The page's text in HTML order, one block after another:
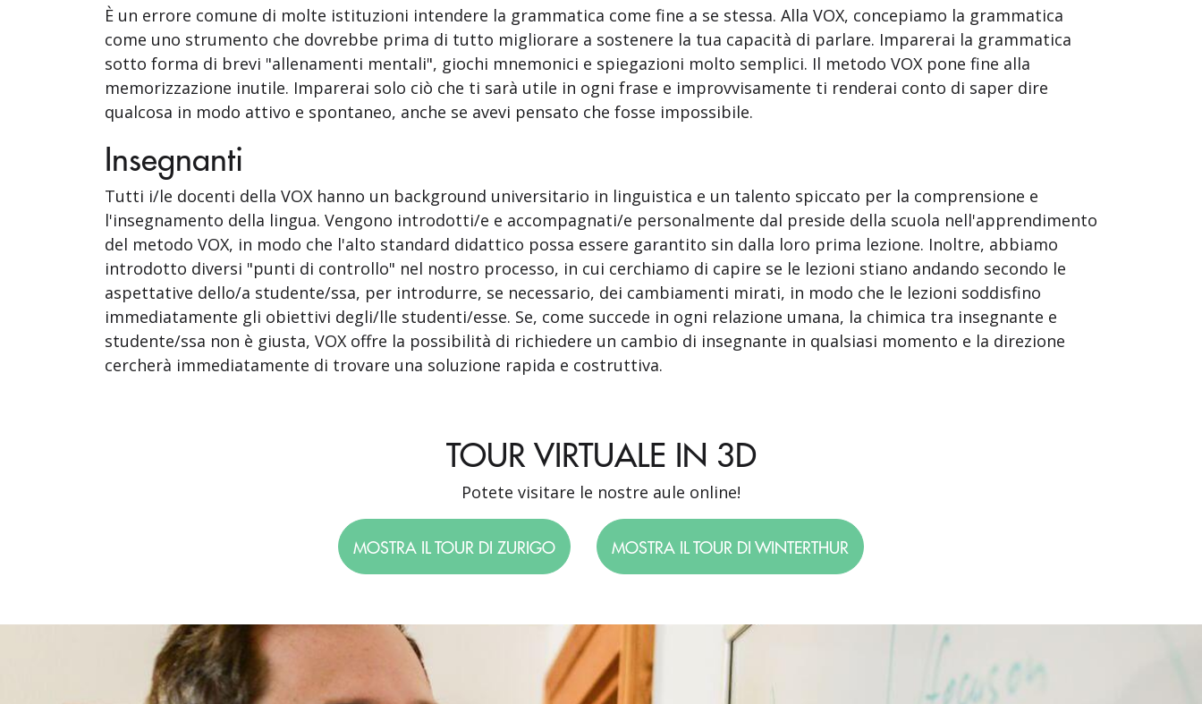
È un errore comune di molte istituzioni intendere la grammatica come fine a se stessa. Alla VOX, concepiamo la grammatica
come uno strumento che dovrebbe prima di tutto migliorare a sostenere la tua capacità di parlare. Imparerai la grammatica
sotto forma di brevi "allenamenti mentali", giochi mnemonici e spiegazioni molto semplici. Il metodo VOX pone fine alla
memorizzazione inutile. Imparerai solo ciò che ti sarà utile in ogni frase e improvvisamente ti renderai conto di saper dire
qualcosa in modo attivo e spontaneo, anche se avevi pensato che fosse impossibile.
Insegnanti
Tutti i/le docenti della VOX hanno un background universitario in linguistica e un talento spiccato per la comprensione e
l'insegnamento della lingua. Vengono introdotti/e e accompagnati/e personalmente dal preside della scuola nell'apprendimento
del metodo VOX, in modo che l'alto standard didattico possa essere garantito sin dalla loro prima lezione. Inoltre, abbiamo
introdotto diversi "punti di controllo" nel nostro processo, in cui cerchiamo di capire se le lezioni stiano andando secondo le
aspettative dello/a studente/ssa, per introdurre, se necessario, dei cambiamenti mirati, in modo che le lezioni soddisfino
immediatamente gli obiettivi degli/lle studenti/esse. Se, come succede in ogni relazione umana, la chimica tra insegnante e
studente/ssa non è giusta, VOX offre la possibilità di richiedere un cambio di insegnante in qualsiasi momento e la direzione
cercherà immediatamente di trovare una soluzione rapida e costruttiva.
TOUR VIRTUALE IN 3D
Potete visitare le nostre aule online!
MOSTRA IL TOUR DI ZURIGO MOSTRA IL TOUR DI WINTERTHUR